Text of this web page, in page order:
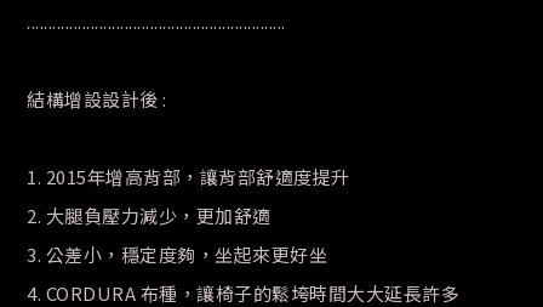
.............................................................
結構增設設計後 :
1. 2015年增高背部，讓背部舒適度提升
2. 大腿負壓力減少，更加舒適
3. 公差小，穩定度夠，坐起來更好坐
4. CORDURA 布種，讓椅子的鬆垮時間大大延長許多